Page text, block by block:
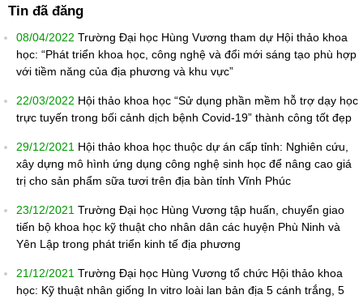
Tin đã đăng
08/04/2022 Trường Đại học Hùng Vương tham dự Hội thảo khoa
học: “Phát triển khoa học, công nghệ và đổi mới sáng tạo phù hợp
với tiềm năng của địa phương và khu vực”
22/03/2022 Hội thảo khoa học “Sử dụng phần mềm hỗ trợ dạy học
trực tuyến trong bối cảnh dịch bệnh Covid-19” thành công tốt đẹp
29/12/2021 Hội thảo khoa học thuộc dự án cấp tỉnh: Nghiên cứu,
xây dựng mô hình ứng dụng công nghệ sinh học để nâng cao giá
trị cho sản phẩm sữa tươi trên địa bàn tỉnh Vĩnh Phúc
23/12/2021 Trường Đại học Hùng Vương tập huấn, chuyển giao
tiến bộ khoa học kỹ thuật cho nhân dân các huyện Phù Ninh và
Yên Lập trong phát triển kinh tế địa phương
21/12/2021 Trường Đại học Hùng Vương tổ chức Hội thảo khoa
học: Kỹ thuật nhân giống In vitro loài lan bản địa 5 cánh trắng, 5